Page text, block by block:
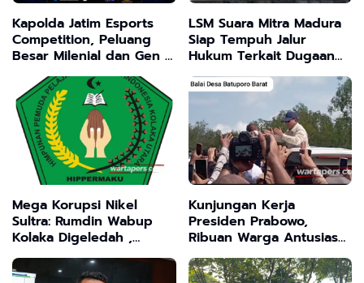
Kapolda Jatim Esports
Competition, Peluang
Besar Milenial dan Gen Z
Salurkan Bakatmu ,Rebut
Jutaan Rupiah
LSM Suara Mitra Madura
Siap Tempuh Jalur
Hukum Terkait Dugaan
Penyalahgunaan BBM
Bersubsidi di SPBU
Mega Korupsi Nikel
Sultra: Rumdin Wabup
Kolaka Digeledah ,
Publik Tagih Tersangka
Utama!"
Kunjungan Kerja
Presiden Prabowo,
Ribuan Warga Antusias
Tak Perduli Diguyur
Hujan